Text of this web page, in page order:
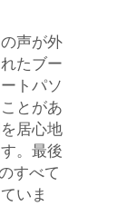
声が外
たブー
トパソ
とがあ
居心地
。最後
すべて
いま